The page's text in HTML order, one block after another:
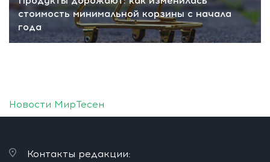
стоимость минимальной корзины с начала
года
Новости МирТесен
Контакты редакции: